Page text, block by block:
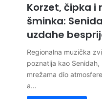
Korzet, čipka i
šminka:
uzdahe
Regionalna muzička
poznatija kao
mrežama dio
a…